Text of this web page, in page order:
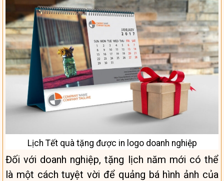
Lịch Tết quà tặng được in logo doanh nghiệp
Đối với doanh nghiệp, tặng lịch năm mới có thể
là một cách tuyệt vời để quảng bá hình ảnh của